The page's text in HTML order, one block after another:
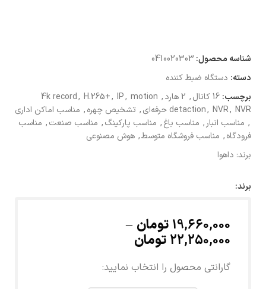
شناسه محصول: 0410020303
دسته: دستگاه ضبط کننده
برچسب: 16 کانال , 2 هارد ,
4k record, H.265+, IP, motion
detaction, NVR, NVR حرفه‌ای , تشخیص چهره, مناسب اماکن اداری
, مناسب انبار, مناسب باغ, مناسب پارکینگ, مناسب صنعت, مناسب
فرودگاه, مناسب فروشگاه متوسط, هوش مصنوعی
برند: داهوا
برند:
19,660,000 تومان –
22,250,000 تومان
گارانتی محصول را انتخاب نمایید: